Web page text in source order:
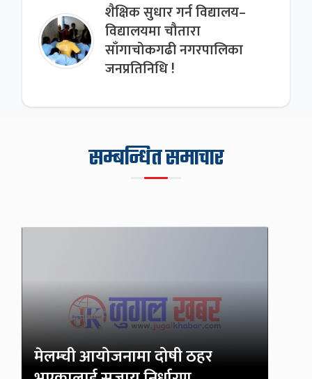
शैक्षिक सुधार गर्न विद्यालय–
विद्यालयमा चौतारा
साँगाचोकगढी नगरपालिका
जनप्रतिनिधि !
सम्बन्धित समाचार
मेलम्ची आयोजनामा दोषी ठहर